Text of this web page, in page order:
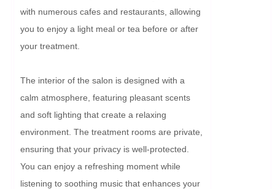
with numerous cafes and restaurants, allowing
you to enjoy a light meal or tea before or after
your treatment.
The interior of the salon is designed with a
calm atmosphere, featuring pleasant scents
and soft lighting that create a relaxing
environment. The treatment rooms are private,
ensuring that your privacy is well-protected.
You can enjoy a refreshing moment while
listening to soothing music that enhances your